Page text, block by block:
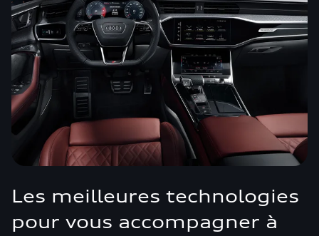
Les meilleures technologies
pour vous accompagner à